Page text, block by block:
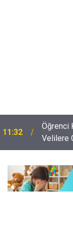
10:57
İlk Defa
Müdür,